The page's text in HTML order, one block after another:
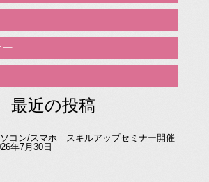
最近の投稿
コン/スマホ スキルアップセミナー開催
年7月30日